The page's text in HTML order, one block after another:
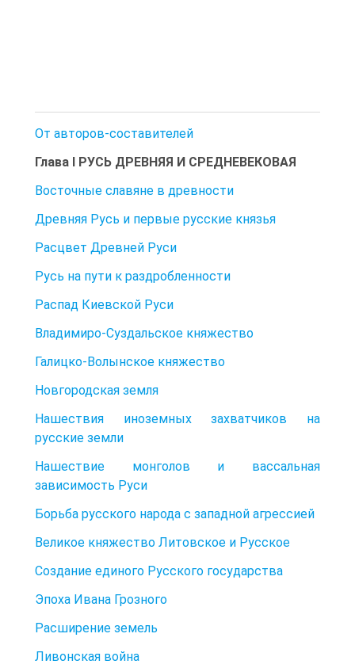
От авторов-составителей
Глава I РУСЬ ДРЕВНЯЯ И СРЕДНЕВЕКОВАЯ
Восточные славяне в древности
Древняя Русь и первые русские князья
Расцвет Древней Руси
Русь на пути к раздробленности
Распад Киевской Руси
Владимиро-Суздальское княжество
Галицко-Волынское княжество
Новгородская земля
Нашествия иноземных захватчиков на
русские земли
Нашествие монголов и вассальная
зависимость Руси
Борьба русского народа с западной агрессией
Великое княжество Литовское и Русское
Создание единого Русского государства
Эпоха Ивана Грозного
Расширение земель
Ливонская война